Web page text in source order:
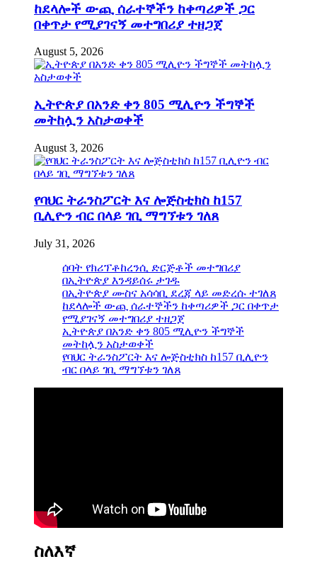
ከደላሎች ውጪ ሰራተኞችን ከቀጣሪዎች ጋር
በቀጥታ የሚያገናኝ መተግበሪያ ተዘጋጀ
August 5, 2026
ኢትዮጵያ በአንድ ቀን 805 ሚሊዮን ችግኞች
መትከሏን አስታወቀች
August 3, 2026
የባህር ትራንስፖርት እና ሎጅስቲክስ ከ157
ቢሊዮን ብር በላይ ገቢ ማግኘቱን ገለጸ
July 31, 2026
ሰባት የክሪፕቶከረንሲ ድርጅቶች መተግበሪያ
በኢትዮጵያ እንዳይሰሩ ታገዱ
በኢትዮጵያ ሙስና አሳሳቢ ደረጃ ላይ መድረሱ ተገለጸ
ከደላሎች ውጪ ሰራተኞችን ከቀጣሪዎች ጋር በቀጥታ
የሚያገናኝ መተግበሪያ ተዘጋጀ
ኢትዮጵያ በአንድ ቀን 805 ሚሊዮን ችግኞች
መትከሏን አስታወቀች
የባህር ትራንስፖርት እና ሎጅስቲክስ ከ157 ቢሊዮን
ብር በላይ ገቢ ማግኘቱን ገለጸ
ስለእኛ